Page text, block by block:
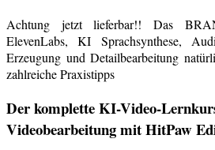
Achtung jetzt lieferbar!! Das
ElevenLabs, KI Sprachsynthese,
Erzeugung und Detailbearbeitung
zahlreiche Praxistipps
Der komplette KI-Video-
Videobearbeitung mit HitPaw